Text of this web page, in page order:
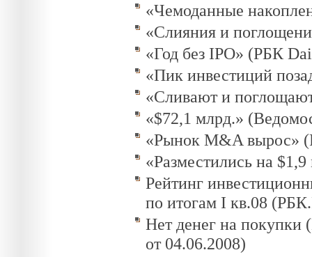
«Чемоданные
«Слияния и
«Год без IPO» (РБК
«Пик инвестиций
«Сливают и
«$72,1 млрд.»
«Рынок M&A вырос»
«Разместились на
Рейтинг
по итогам I кв.08
Нет денег на покупки
от 04.06.2008)